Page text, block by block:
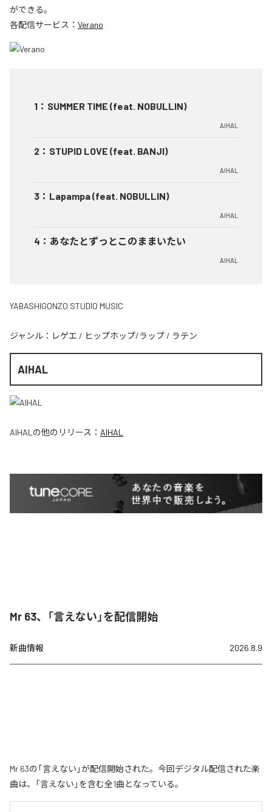
ができる。
各配信サービス： Verano
1 ： SUMMER TIME (feat. NOBULLIN)
AIHAL
2 ： STUPID LOVE (feat. BANJI)
AIHAL
3 ： Lapampa (feat. NOBULLIN)
AIHAL
4 ： あなたとずっとこのままいたい
AIHAL
YABASHIGONZO STUDIO MUSIC
ジャンル： レゲエ / ヒップホップ/ラップ / ラテン
AIHAL
AIHAL の他のリリース： AIHAL
Mr 63、「言えない」を配信開始
新曲情報 2026.8.9
Mr 63の「言えない」が配信開始された。今回デジタル配信された楽
曲は、「言えない」を含む全1曲となっている。